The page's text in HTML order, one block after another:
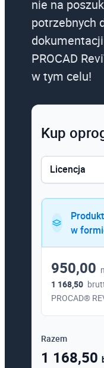
nie na
potrzebnych
PROCAD
w tym celu!
Kup
Licencja
w
950,00
1 168,50
PROCAD®
Razem
1 168,50
Licencja